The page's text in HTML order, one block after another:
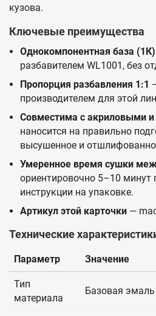
кузова.
Ключевые преимущества
Однокомпонентная база (1К)
разбавителем WL1001, без
Пропорция разбавления 1:1
производителем для этой
Совместима с акриловыми
наносится на правильно
высушенное и
Умеренное время сушки
ориентировочно 5–10 минут
инструкции на упаковке.
Артикул этой карточки —
Технические
Параметр Значение
Тип
материала
Базовая